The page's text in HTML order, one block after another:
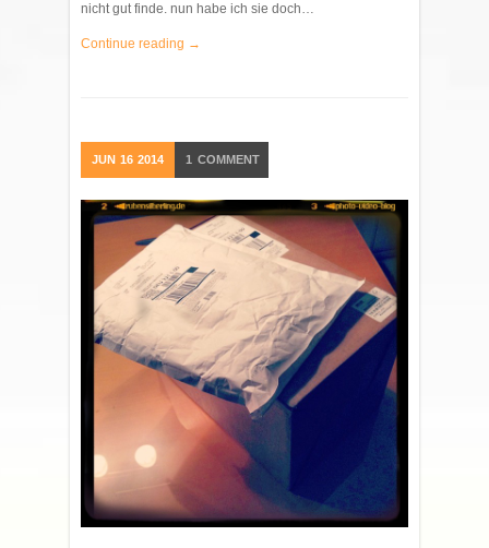
nicht gut finde. nun habe ich sie doch…
Continue reading →
JUN 16 2014 1 COMMENT